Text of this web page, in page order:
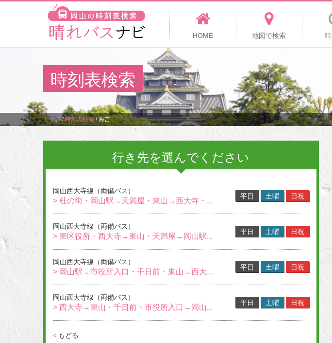
HOME 地図で検索
時刻表検索
トップ/時刻表検索/海吉
行き先を選んでください
岡山西大寺線（両備バス）
> 杜の街・岡山駅→天満屋・東山→西大寺・...
平日 土曜 日祝
岡山西大寺線（両備バス）
> 東区役所・西大寺→東山・天満屋→岡山駅...
平日 土曜 日祝
岡山西大寺線（両備バス）
> 岡山駅→市役所入口・千日前・東山→西大...
平日 土曜 日祝
岡山西大寺線（両備バス）
> 西大寺→東山・千日前・市役所入口→岡山...
平日 土曜 日祝
< もどる